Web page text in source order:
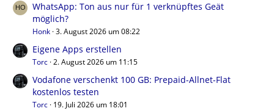
WhatsApp: Ton aus nur für 1 verknüpftes Geät
möglich?
Honk 3. August 2026 um 08:22
Eigene Apps erstellen
Torc 2. August 2026 um 11:15
Vodafone verschenkt 100 GB: Prepaid-Allnet-Flat
kostenlos testen
Torc 19. Juli 2026 um 18:01